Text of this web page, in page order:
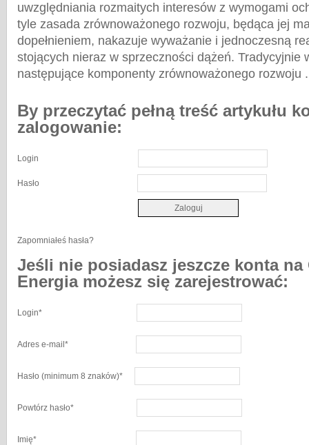
uwzględniania rozmaitych interesów z wymogami
tyle zasada zrównoważonego rozwoju, będąca jej
dopełnieniem, nakazuje wyważanie i jednoczesną
stojących nieraz w sprzeczności dążeń. Tradycyjnie
następujące komponenty zrównoważonego rozwoju
By przeczytać pełną treść artykułu
zalogowanie:
Login
Hasło
Zapomniałeś hasła?
Jeśli nie posiadasz jeszcze konta na
Energia możesz się zarejestrować:
Login*
Adres e-mail *
Hasło (minimum 8 znaków)*
Powtórz hasło*
Imię*